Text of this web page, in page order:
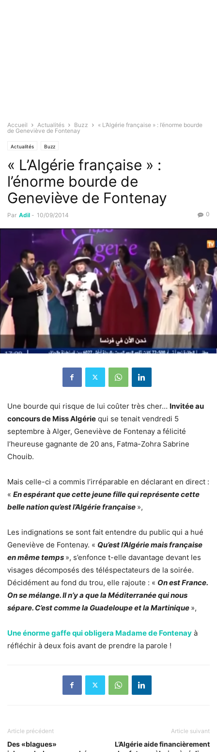
Accueil Actualités Buzz
« L’Algérie française » : l’énorme bourde
de Geneviève de Fontenay
Actualités Buzz
« L’Algérie française » :
l’énorme bourde de
Geneviève de Fontenay
Par Adil - 10/09/2014 0
Une bourde qui risque de lui coûter très cher… Invitée au
concours de Miss Algérie qui se tenait vendredi 5
septembre à Alger, Geneviève de Fontenay a félicité
l’heureuse gagnante de 20 ans, Fatma-Zohra Sabrine
Chouib.
Mais celle-ci a commis l’irréparable en déclarant en direct :
« En espérant que cette jeune fille qui représente cette
belle nation qu’est l’Algérie française »,
Les indignations se sont fait entendre du public qui a hué
Geneviève de Fontenay. « Qu’est l’Algérie mais française
en même temps », s’enfonce t-elle davantage devant les
visages décomposés des téléspectateurs de la soirée.
Décidément au fond du trou, elle rajoute : « On est France.
On se mélange. Il n’y a que la Méditerranée qui nous
sépare. C’est comme la Guadeloupe et la Martinique »,
Une énorme gaffe qui obligera Madame de Fontenay à
réfléchir à deux fois avant de prendre la parole !
Article précédent
Des «blagues»
Article suivant
L’Algérie aide financièrement